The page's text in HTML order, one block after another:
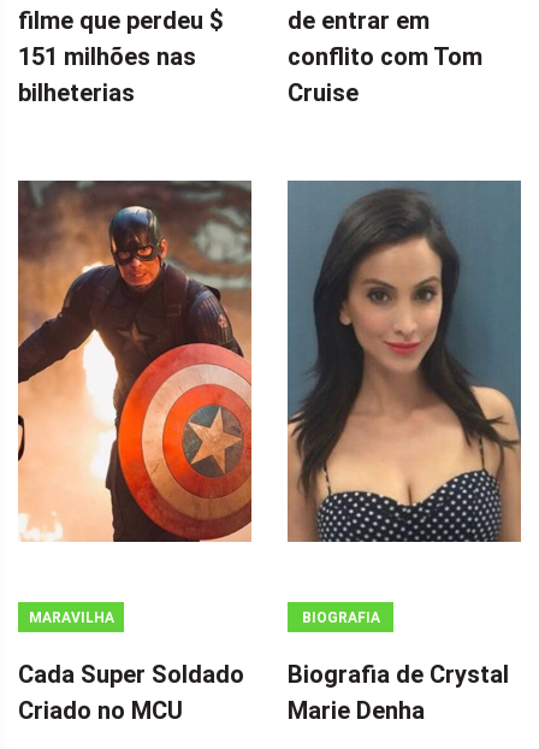
filme que perdeu $
151 milhões nas
bilheterias
de entrar em
conflito com Tom
Cruise
MARAVILHA
Cada Super Soldado
Criado no MCU
BIOGRAFIA
Biografia de Crystal
Marie Denha